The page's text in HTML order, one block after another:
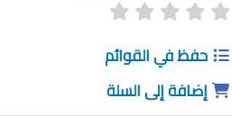
حفظ في القوائم
إضافة إلى السلة